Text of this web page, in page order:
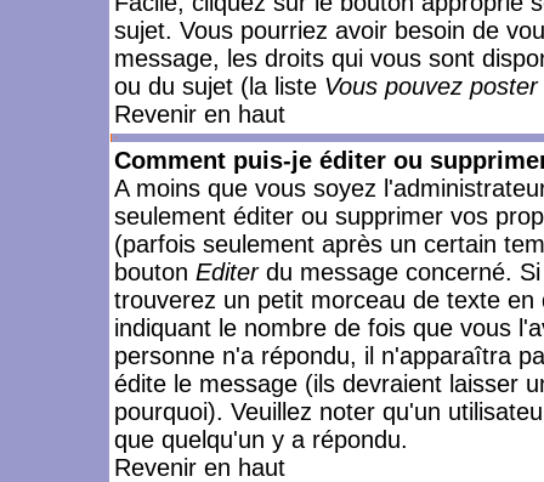
sujet. Vous pourriez avoir besoin de
message, les droits qui vous sont
ou du sujet (la liste Vous pouvez
Revenir en haut
Comment puis-je éditer ou
A moins que vous soyez
seulement éditer ou supprimer vos
(parfois seulement après un certain
bouton Editerdu message concerné.
trouverez un petit morceau de texte
indiquant le nombre de fois que vous
personne n'a répondu, il n'apparaîtra
édite le message (ils devraient laisser
pourquoi). Veuillez noter qu'un
que quelqu'un y a répondu.
Revenir en haut